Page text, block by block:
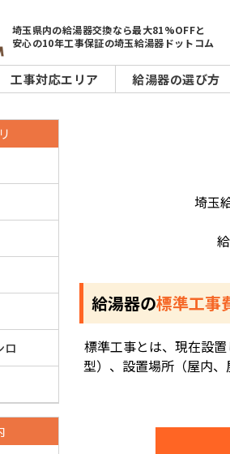
埼玉県内の給湯器交換なら最大81%OFFと
安心の10年工事保証の埼玉給湯器ドットコム
工事対応エリア 給湯器の選び方
ロ
埼玉
給湯器の標準工事
標準工事とは、現在設
型）、設置場所（屋内